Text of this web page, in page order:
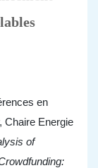
en
Chaire Energie
of